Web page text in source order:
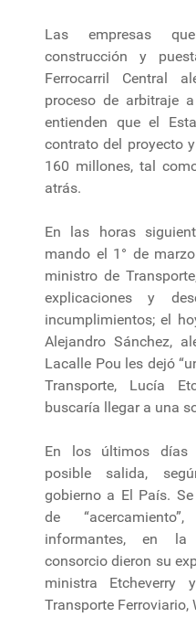
Las empresas
construcción y
Ferrocarril Central
proceso de arbitraje
entienden que el
contrato del proyecto
160 millones, tal
atrás.
En las horas
mando el 1° de
ministro de
explicaciones y
incumplimientos; el
Alejandro Sánchez,
Lacalle Pou les dejó
Transporte, Lucía
buscaría llegar a una
En los últimos días
posible salida,
gobierno a El País.
de
informantes, en la
consorcio dieron su
ministra
Transporte Ferroviario,